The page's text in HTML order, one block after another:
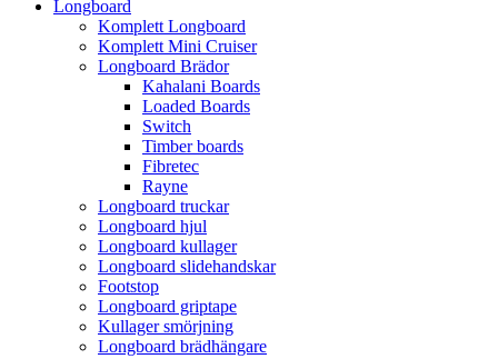
Longboard
Komplett Longboard
Komplett Mini Cruiser
Longboard Brädor
Kahalani Boards
Loaded Boards
Switch
Timber boards
Fibretec
Rayne
Longboard truckar
Longboard hjul
Longboard kullager
Longboard slidehandskar
Footstop
Longboard griptape
Kullager smörjning
Longboard brädhängare